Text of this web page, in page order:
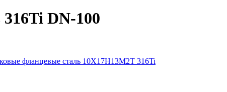
DN-100
фланцевые сталь 10Х17Н13М2Т 316Ti